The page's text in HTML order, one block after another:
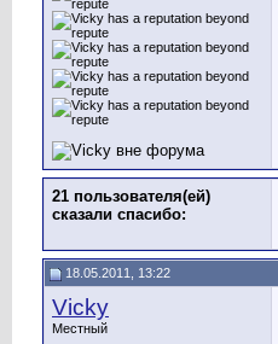
21 пользователя(ей)
сказали cпасибо:
18.05.2011, 13:22
Vicky
Местный